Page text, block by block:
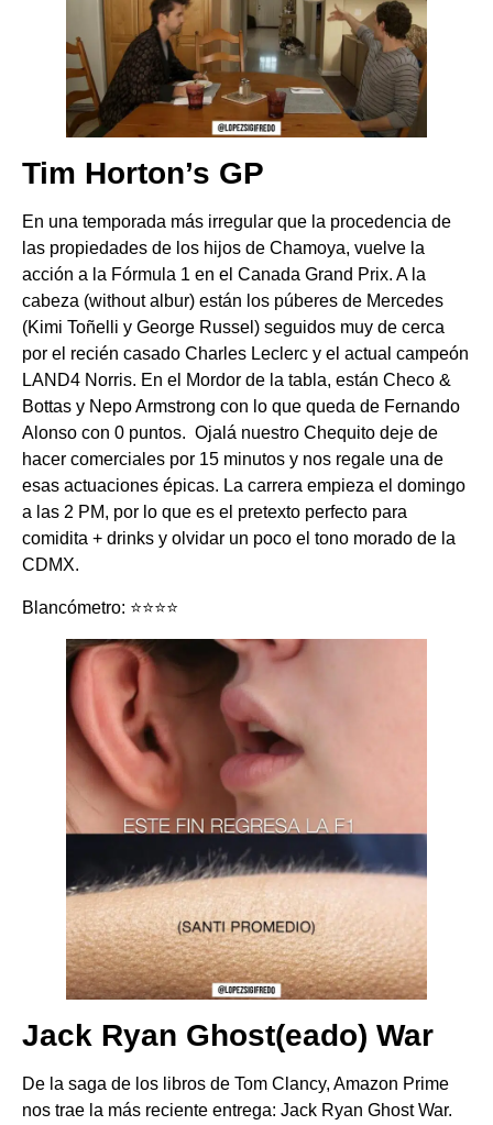
Tim Horton’s GP
En una temporada más irregular que la procedencia de
las propiedades de los hijos de Chamoya, vuelve la
acción a la Fórmula 1 en el Canada Grand Prix. A la
cabeza (without albur) están los púberes de Mercedes
(Kimi Toñelli y George Russel) seguidos muy de cerca
por el recién casado Charles Leclerc y el actual campeón
LAND4 Norris. En el Mordor de la tabla, están Checo &
Bottas y Nepo Armstrong con lo que queda de Fernando
Alonso con 0 puntos. Ojalá nuestro Chequito deje de
hacer comerciales por 15 minutos y nos regale una de
esas actuaciones épicas. La carrera empieza el domingo
a las 2 PM, por lo que es el pretexto perfecto para
comidita + drinks y olvidar un poco el tono morado de la
CDMX.
Blancómetro: ⭐️⭐️⭐️⭐️
Jack Ryan Ghost(eado) War
De la saga de los libros de Tom Clancy, Amazon Prime
nos trae la más reciente entrega: Jack Ryan Ghost War.